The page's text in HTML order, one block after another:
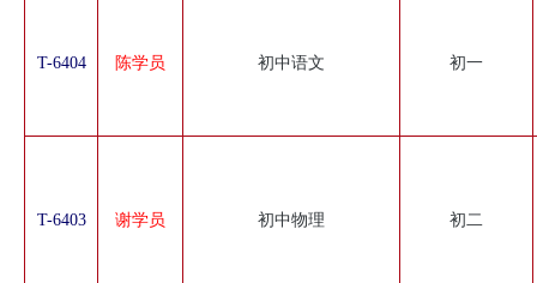
T-6404 陈学员 初中语文 初一
T-6403 谢学员 初中物理 初二